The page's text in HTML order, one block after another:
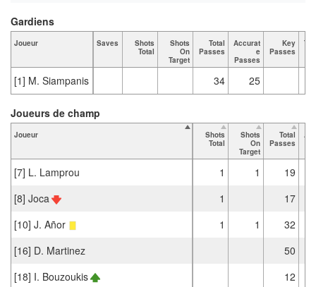
Joueur Saves
Shots
Total
Shots
On
Target
Total
Passes
Accurat
e
Passes
Key
Passes
[1] M. Siampanis 34 25
Gardiens
Joueur
Shots
Total
Shots
On
Target
Total
Passes
[7] L. Lamprou 1 1
19
[8] Joca
1
17
[10] J. Añor
1 1
32
[16] D. Martinez
50
[18] I. Bouzoukis
12
Joueurs de champ